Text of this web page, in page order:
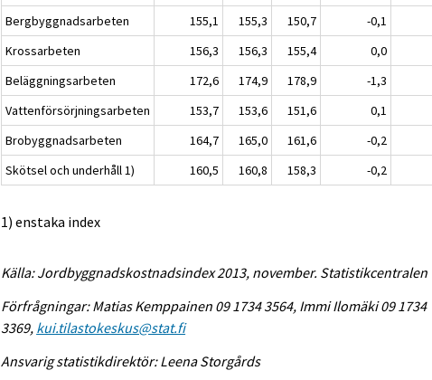
Bergbyggnadsarbeten
155,1 155,3 150,7
-0,1
Krossarbeten
156,3 156,3 155,4
0,0
Beläggningsarbeten
172,6 174,9 178,9
-1,3
Vattenförsörjningsarbeten
153,7 153,6 151,6
0,1
Brobyggnadsarbeten
164,7 165,0 161,6
-0,2
Skötsel och underhåll 1)
160,5 160,8 158,3 -0,2
1) enstaka index
Källa: Jordbyggnadskostnadsindex 2013, november. Statistikcentralen
Förfrågningar: Matias Kemppainen 09 1734 3564, Immi Ilomäki 09 1734
3369, kui.tilastokeskus@stat.fi
Ansvarig statistikdirektör: Leena Storgårds